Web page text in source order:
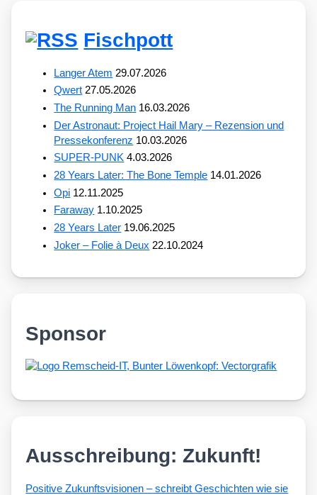
Fischpott
Langer Atem 29.07.2026
Qwert 27.05.2026
The Running Man 16.03.2026
Der Astronaut: Project Hail Mary – Rezension und
Pressekonferenz 10.03.2026
SUPER-PUNK 4.03.2026
28 Years Later: The Bone Temple 14.01.2026
Opi 12.11.2025
Faraway 1.10.2025
28 Years Later 19.06.2025
Joker – Folie à Deux 22.10.2024
Sponsor
Ausschreibung: Zukunft!
Posi­ti­ve Zukunfts­vi­sio­nen – schreibt Geschich­ten wie sie